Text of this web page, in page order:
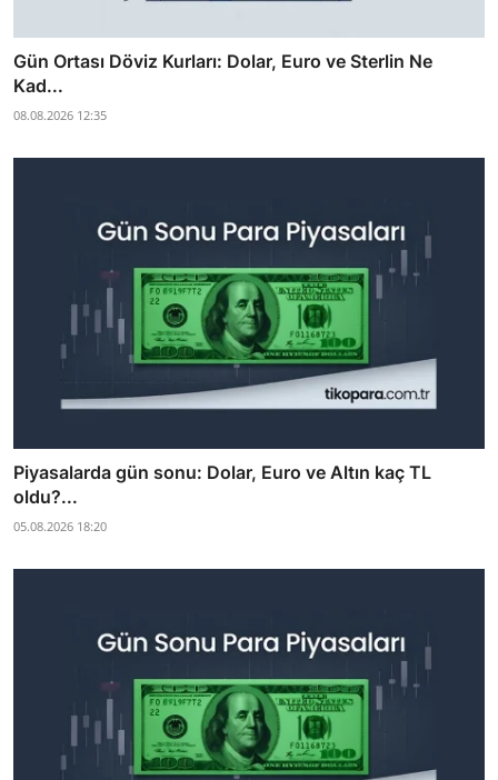
Gün Ortası Döviz Kurları: Dolar, Euro ve Sterlin Ne
Kad...
08.08.2026 12:35
Piyasalarda gün sonu: Dolar, Euro ve Altın kaç TL
oldu?...
05.08.2026 18:20